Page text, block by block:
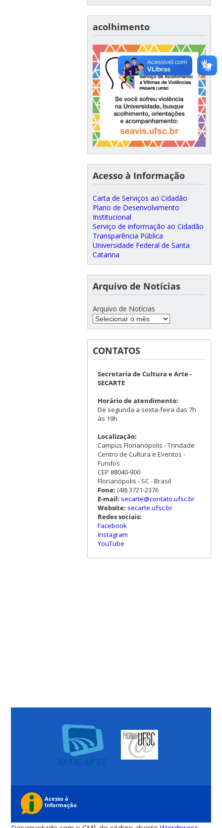
acolhimento
Acesso à Informação
Carta de Serviços ao Cidadão
Plano de Desenvolvimento
Institucional
Serviço de informação ao Cidadão
Transparência Pública
Universidade Federal de Santa
Catarina
Arquivo de Notícias
Arquivo de Notícias
CONTATOS
Secretaria de Cultura e Arte -
SECARTE
Horário de atendimento:
De segunda a sexta-feira das 7h
às 19h
Localização:
Campus Florianópolis - Trindade
Centro de Cultura e Eventos -
Fundos
CEP 88040-900
Florianópolis - SC - Brasil
Fone: (48) 3721-2376
E-mail: secarte@contato.ufsc.br
Website: secarte.ufsc.br
Redes sociais:
Facebook
Instagram
YouTube